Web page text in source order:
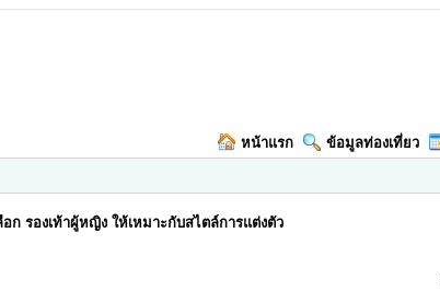
หน้าแรก ข้อมูลท่องเที่ยว
อก รองเท้าผู้หญิง ให้เหมาะกับสไตล์การแต่งตัว